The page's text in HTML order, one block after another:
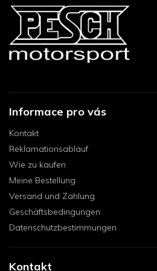
Informace pro vás
Kontakt
Reklamationsablauf
Wie zu kaufen
Meine Bestellung
Versand und Zahlung
Geschäftsbedingungen
Datenschutzbestimmungen
Kontakt